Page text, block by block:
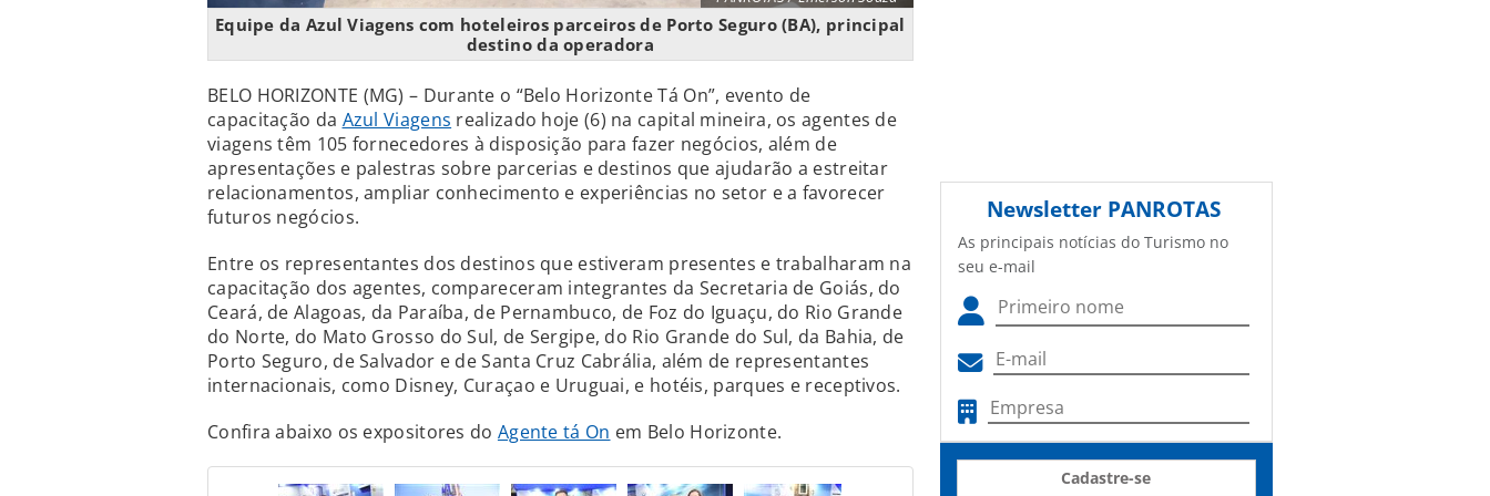
Equipe da Azul Viagens com hoteleiros parceiros de Porto Seguro (BA), principal
destino da operadora
BELO HORIZONTE (MG) – Durante o “Belo Horizonte Tá On”, evento de
capacitação da Azul Viagens realizado hoje (6) na capital mineira, os agentes de
viagens têm 105 fornecedores à disposição para fazer negócios, além de
apresentações e palestras sobre parcerias e destinos que ajudarão a estreitar
relacionamentos, ampliar conhecimento e experiências no setor e a favorecer
futuros negócios.
Entre os representantes dos destinos que estiveram presentes e trabalharam na
capacitação dos agentes, compareceram integrantes da Secretaria de Goiás, do
Ceará, de Alagoas, da Paraíba, de Pernambuco, de Foz do Iguaçu, do Rio Grande
do Norte, do Mato Grosso do Sul, de Sergipe, do Rio Grande do Sul, da Bahia, de
Porto Seguro, de Salvador e de Santa Cruz Cabrália, além de representantes
internacionais, como Disney, Curaçao e Uruguai, e hotéis, parques e receptivos.
Confira abaixo os expositores do Agente tá On em Belo Horizonte.
Newsletter PANROTAS
As principais notícias do Turismo no
seu e-mail
Cadastre-se